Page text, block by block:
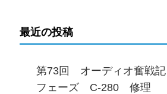
最近の投稿
第73回 オーディオ奮戦
フェーズ C-280 修理